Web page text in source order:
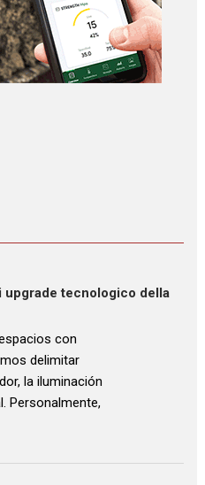
upgrade tecnologico della
con
delimitar
la iluminación
Personalmente,